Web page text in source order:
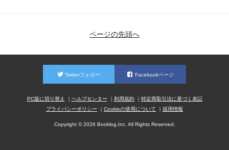
ページの先頭へ
Twitterフォロー Facebookページ
PC版に切り替え ヘルプセンター 利用規約
特定商取引法に基づく表記
プライバシーポリシー
Cookieの使用について 採用情報
Copyright © 2026 Booklog,Inc. All Rights Reserved.